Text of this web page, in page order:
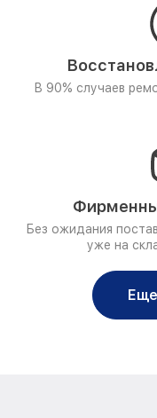
В 90% случаев
Без ожидания
уже на